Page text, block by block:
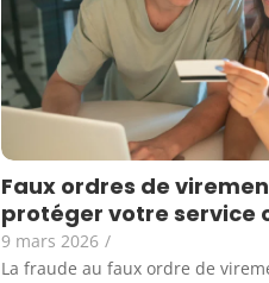
Faux ordres de
protéger votre service
9 mars 2026 /
La fraude au faux ordre de